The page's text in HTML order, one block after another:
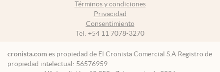
Términos y condiciones
Privacidad
Consentimiento
Tel: +54 11 7078-3270
cronista.com es propiedad de El Cronista Comercial S.A Registro de
propiedad intelectual: 56576959